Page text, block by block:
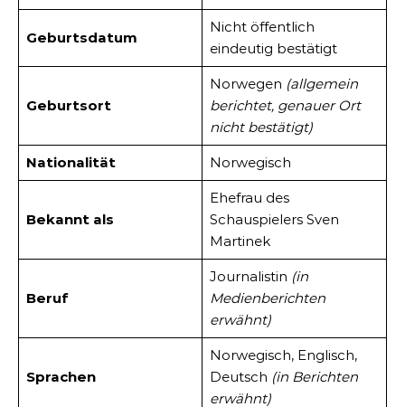
Geburtsdatum
Nicht öffentlich
eindeutig bestätigt
Geburtsort
Norwegen (allgemein
berichtet, genauer Ort
nicht bestätigt)
Nationalität Norwegisch
Bekannt als
Ehefrau des
Schauspielers Sven
Martinek
Beruf
Journalistin (in
Medienberichten
erwähnt)
Sprachen
Norwegisch, Englisch,
Deutsch (in Berichten
erwähnt)